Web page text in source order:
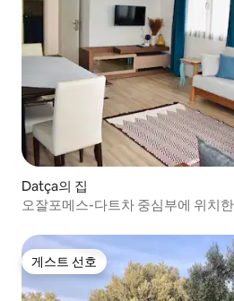
Datça의 집
오잘포메스-다트차 중심부에 위치
게스트 선호
게스트 선호